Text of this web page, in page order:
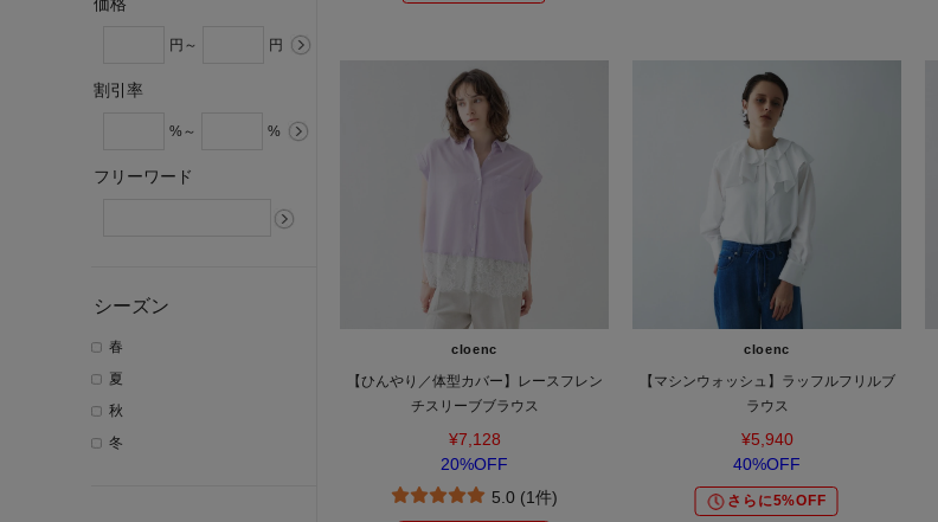
円～ 円
割引率
%～ %
フリーワード
シーズン
春
夏
秋
冬
cloenc
【ひんやり／体型カバー】レースフレン
チスリーブブラウス
¥7,128
20%OFF
5.0 (1件)
cloenc
【マシンウォッシュ】ラッフルフリルブ
ラウス
¥5,940
40%OFF
さらに5%OFF